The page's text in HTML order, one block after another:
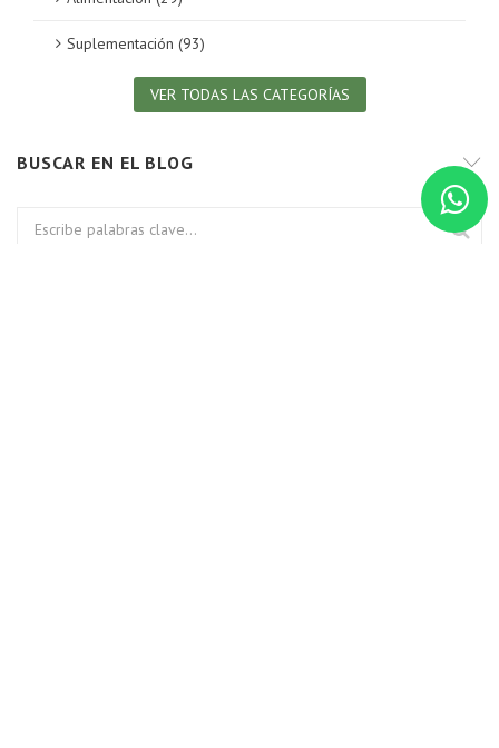
Suplementación (93)
VER TODAS LAS CATEGORÍAS
BUSCAR EN EL BLOG